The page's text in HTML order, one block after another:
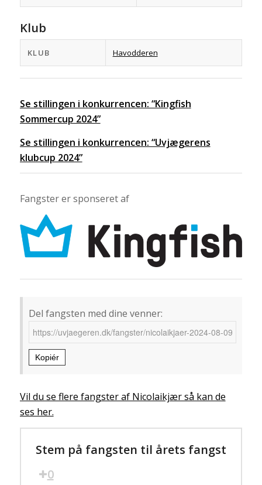
Klub
KLUB Havodderen
Se stillingen i konkurrencen: “Kingfish
Sommercup 2024”
Se stillingen i konkurrencen: “Uvjægerens
klubcup 2024”
Fangster er sponseret af
Del fangsten med dine venner:
Kopiér
Vil du se flere fangster af Nicolaikjær så kan de
ses her.
Stem på fangsten til årets fangst
0